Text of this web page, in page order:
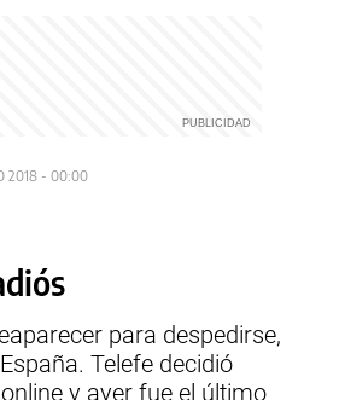
2018 - 00:00
para despedirse,
Telefe decidió
y ayer fue el último